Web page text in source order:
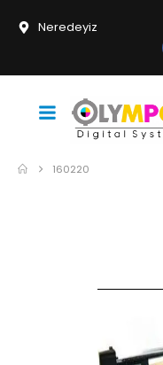
Neredeyiz
160220